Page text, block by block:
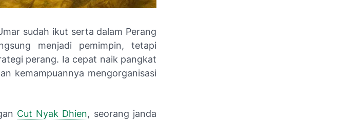
sudah ikut serta dalam Perang
menjadi pemimpin, tetapi
perang. Ia cepat naik pangkat
kemampuannya mengorganisasi
Cut Nyak Dhien, seorang janda